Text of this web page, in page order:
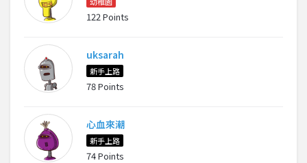
122 Points
uksarah
新手上路
78 Points
心血來潮
新手上路
74 Points